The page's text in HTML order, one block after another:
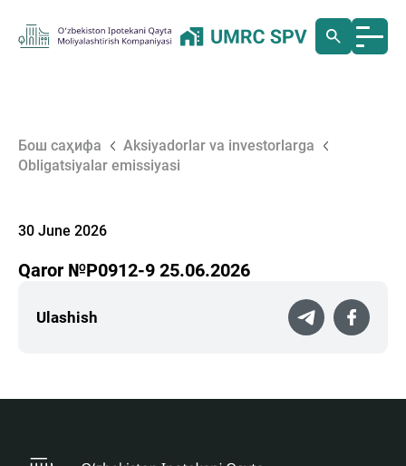
Бош саҳифа
Aksiyadorlar va investorlarga
Obligatsiyalar emissiyasi
30 June 2026
Qaror №P0912-9 25.06.2026
Ulashish